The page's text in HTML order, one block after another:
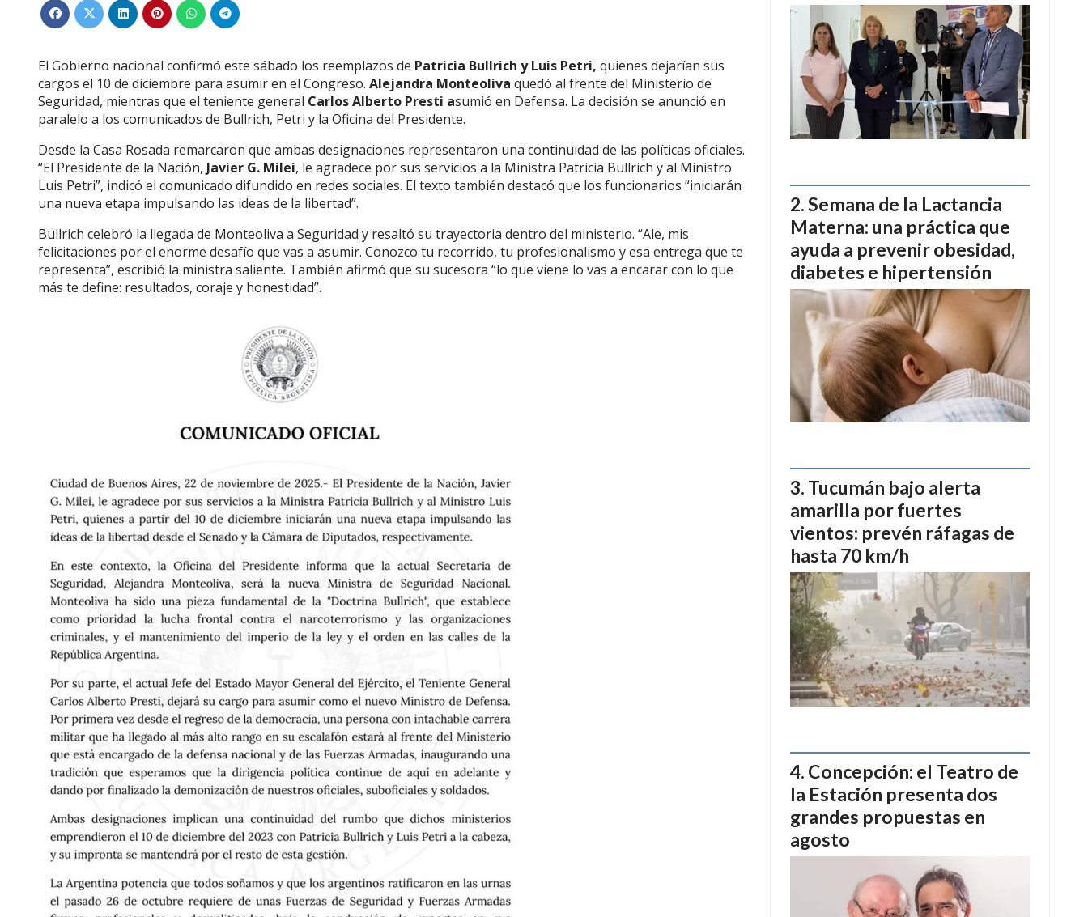
El Gobierno nacional confirmó este sábado los reemplazos de Patricia Bullrich y Luis Petri, quienes dejarían sus
cargos el 10 de diciembre para asumir en el Congreso. Alejandra Monteoliva quedó al frente del Ministerio de
Seguridad, mientras que el teniente general Carlos Alberto Presti asumió en Defensa. La decisión se anunció en
paralelo a los comunicados de Bullrich, Petri y la Oficina del Presidente.
Desde la Casa Rosada remarcaron que ambas designaciones representaron una continuidad de las políticas oficiales.
“El Presidente de la Nación, Javier G. Milei, le agradece por sus servicios a la Ministra Patricia Bullrich y al Ministro
Luis Petri”, indicó el comunicado difundido en redes sociales. El texto también destacó que los funcionarios “iniciarán
una nueva etapa impulsando las ideas de la libertad”.
Bullrich celebró la llegada de Monteoliva a Seguridad y resaltó su trayectoria dentro del ministerio. “Ale, mis
felicitaciones por el enorme desafío que vas a asumir. Conozco tu recorrido, tu profesionalismo y esa entrega que te
representa”, escribió la ministra saliente. También afirmó que su sucesora “lo que viene lo vas a encarar con lo que
más te define: resultados, coraje y honestidad”.
Semana de la Lactancia
Materna: una práctica que
ayuda a prevenir obesidad,
diabetes e hipertensión
Tucumán bajo alerta
amarilla por fuertes
vientos: prevén ráfagas de
hasta 70 km/h
Concepción: el Teatro de
la Estación presenta dos
grandes propuestas en
agosto